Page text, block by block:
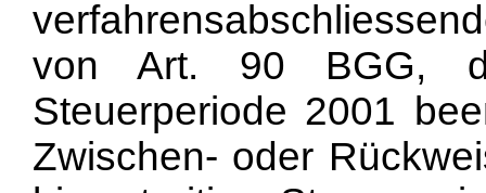
von Art. 90 BGG,
Steuerperiode 2001
Zwischen- oder